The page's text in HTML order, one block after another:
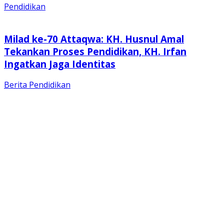
Pendidikan
Milad ke-70 Attaqwa: KH. Husnul Amal
Tekankan Proses Pendidikan, KH. Irfan
Ingatkan Jaga Identitas
Berita Pendidikan